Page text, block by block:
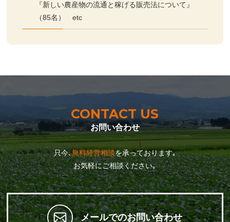
『新しい農産物の流通と稼げる販売法について』
（85名） etc
CONTACT US
お問い合わせ
只今､無料経営相談を承っております｡
お気軽にご相談ください｡
メールでのお問い合わせ